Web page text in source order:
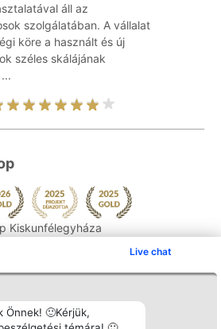
Live chat
Önnek! 🙂Kérjük,
áll az
szolgálatában. A vállalat
köre a használt és új
széles skálájának
Kiskunfélegyháza
autóipari szolgáltatásokat. A
megoldásokat biztosítson,